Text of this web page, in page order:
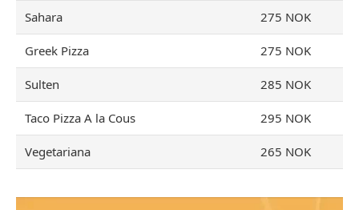
Sahara 275 NOK
Greek Pizza 275 NOK
Sulten 285 NOK
Taco Pizza A la Cous 295 NOK
Vegetariana 265 NOK